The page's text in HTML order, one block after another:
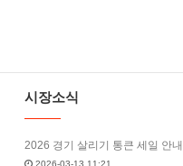
시장소식
2026 경기 살리기 통큰 세일 안내
2026-03-13 11:21